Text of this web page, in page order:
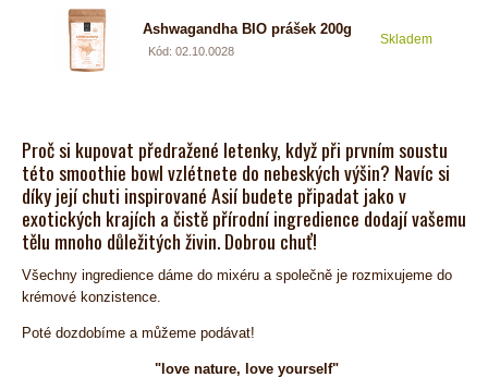
Ashwagandha BIO prášek 200g
Kód: 02.10.0028
Skladem
Proč si kupovat předražené letenky, když při prvním soustu
této smoothie bowl vzlétnete do nebeských výšin? Navíc si
díky její chuti inspirované Asií budete připadat jako v
exotických krajích a čistě přírodní ingredience dodají vašemu
tělu mnoho důležitých živin. Dobrou chuť!
Všechny ingredience dáme do mixéru a společně je rozmixujeme do
krémové konzistence.
Poté dozdobíme a můžeme podávat!
"love nature, love yourself"